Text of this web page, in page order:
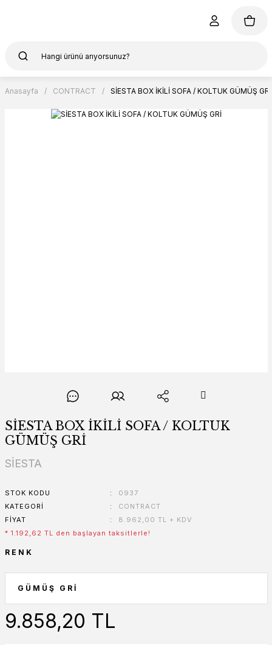
Anasayfa CONTRACT SİESTA BOX İKİLİ SOFA / KOLTUK GÜMÜŞ GRİ
SİESTA BOX İKİLİ SOFA / KOLTUK
GÜMÜŞ GRİ
SİESTA
STOK KODU
0937
KATEGORI
CONTRACT
FIYAT
8.962,00 TL + KDV
* 1.192,62 TL den başlayan taksitlerle!
RENK
9.858,20 TL